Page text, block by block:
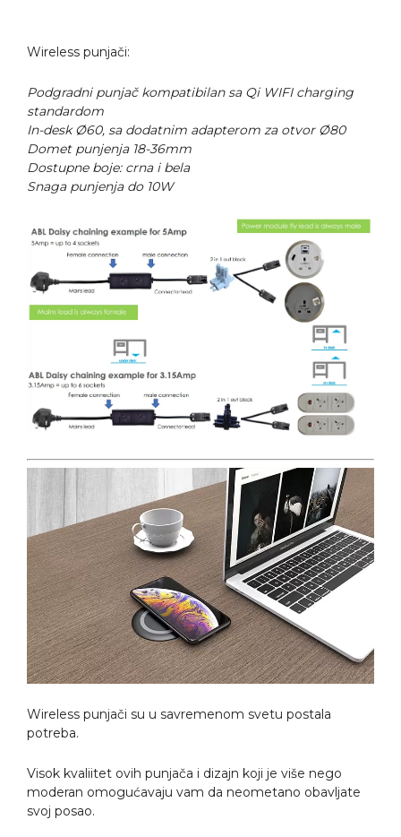
Wireless punjači:
Podgradni punjač kompatibilan sa Qi WIFI charging
standardom
In-desk Ø60, sa dodatnim adapterom za otvor Ø80
Domet punjenja 18-36mm
Dostupne boje: crna i bela
Snaga punjenja do 10W
Wireless punjači su u savremenom svetu postala
potreba.
Visok kvaliitet ovih punjača i dizajn koji je više nego
moderan omogućavaju vam da neometano obavljate
svoj posao.